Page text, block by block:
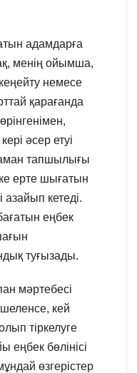
адамдарға
менің ойымша,
немесе
қарағанда
әсер етуі
тапшылығы
ерте шығатын
азайып кетеді.
еңбек
туғызады.
мәртебесі
кей
тіркелуге
бөлінісі
өзгерістер